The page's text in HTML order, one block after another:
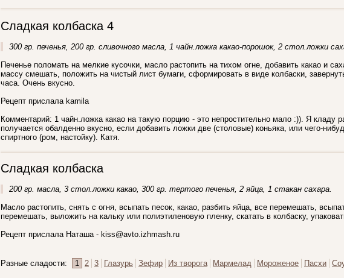
Сладкая колбаска 4
300 гр. печенья, 200 гр. сливочного масла, 1 чайн.ложка какао-порошок, 2 стол.ложки
Печенье поломать на мелкие кусочки, масло растопить на тихом огне, добавить какао и
массу смешать, положить на чистый лист бумаги, сформировать в виде колбаски,
часа. Очень вкусно.
Рецепт прислала kamila
Комментарий: 1 чайн.ложка какао на такую порцию - это непростительно мало :)). Я кладу
получается обалденно вкусно, если добавить ложки две (столовые) коньяка, или чего-
спиртного (ром, настойку). Катя.
Сладкая колбаска
200 гр. масла, 3 стол.ложки какао, 300 гр. тертого печенья, 2 яйца, 1 стакан сахара.
Масло растопить, снять с огня, всыпать песок, какао, разбить яйца, все перемешать,
перемешать, выложить на кальку или полиэтиленовую пленку, скатать в колбаску,
Рецепт прислала Наташа - kiss@avto.izhmash.ru
Разные сладости: 1 2 3 Глазурь Зефир Из творога Мармелад Мороженое Пасхи